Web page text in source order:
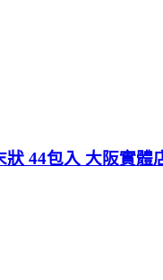
狀 44包入 大阪實體